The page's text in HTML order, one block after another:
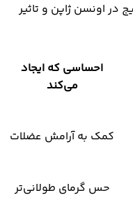
در اونسن ژاپن و تاثیر
احساسی که ایجاد
می‌کند
کمک به آرامش عضلات
حس گرمای طولانی‌تر